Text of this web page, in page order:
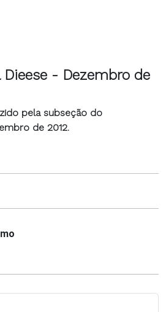
- Dezembro de
pela subseção do
de 2012.